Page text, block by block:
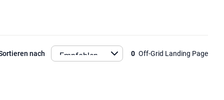
nach 0 Off-Grid Landing Page